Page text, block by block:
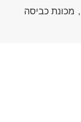
, מכונת כביסה